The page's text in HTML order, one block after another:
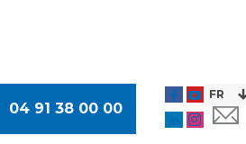
04 91 38 00 00